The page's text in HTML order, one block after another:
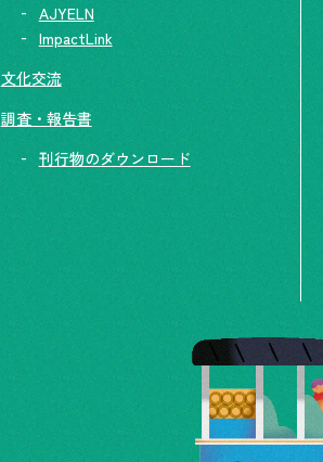
AJYELN
ImpactLink
文化交流
調査・報告書
刊行物のダウンロード